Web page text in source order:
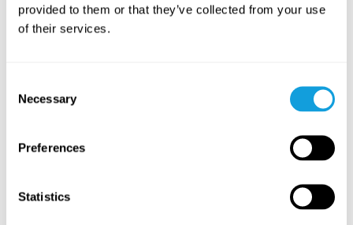
provided to them or that they’ve collected from your use
of their services.
Selection
Necessary
Preferences
Statistics
LES MER